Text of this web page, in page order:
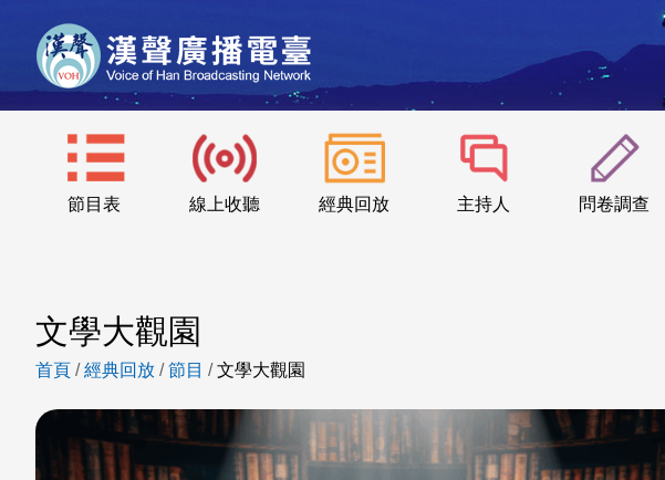
節目表 線上收聽 經典回放 主持人 問卷調查
文學大觀園
首頁 /經典回放 /節目 /文學大觀園